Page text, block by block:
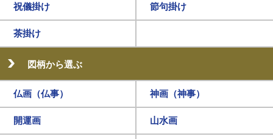
祝儀掛け 節句掛け
茶掛け
図柄から選ぶ
仏画（仏事） 神画（神事）
開運画 山水画